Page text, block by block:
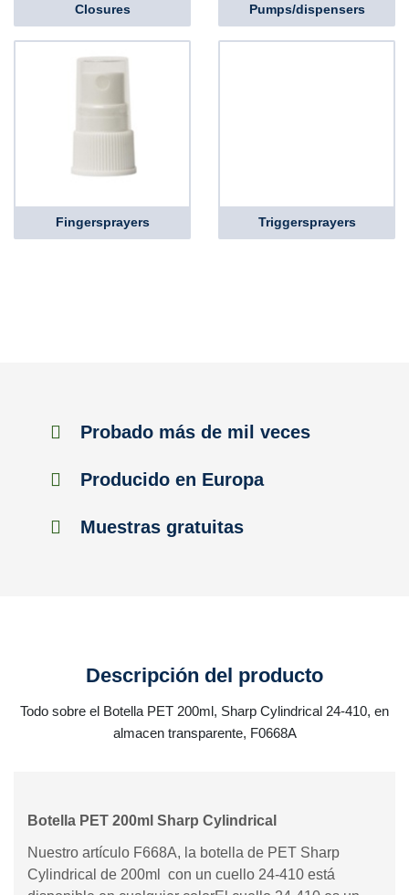
Closures Pumps/dispensers
Fingersprayers Triggersprayers
Probado más de mil veces
Producido en Europa
Muestras gratuitas
Descripción del producto
Todo sobre el Botella PET 200ml, Sharp Cylindrical 24-410, en
almacen transparente, F0668A
Botella PET 200ml Sharp Cylindrical
Nuestro artículo F668A, la botella de PET Sharp
Cylindrical de 200ml con un cuello 24-410 está